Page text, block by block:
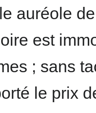
auréole
est
; sans
le prix